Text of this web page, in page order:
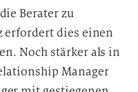
Berater zu
erfordert dies einen
Noch stärker als in
Manager